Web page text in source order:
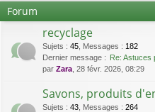
ci
Forum
recyclage
Sujets : 45 Messages : 182
Dernier message : Re: Astuces
par Zara , 28 févr. 2026, 08:29
Savons, produits
Sujets : 43 Messages : 264